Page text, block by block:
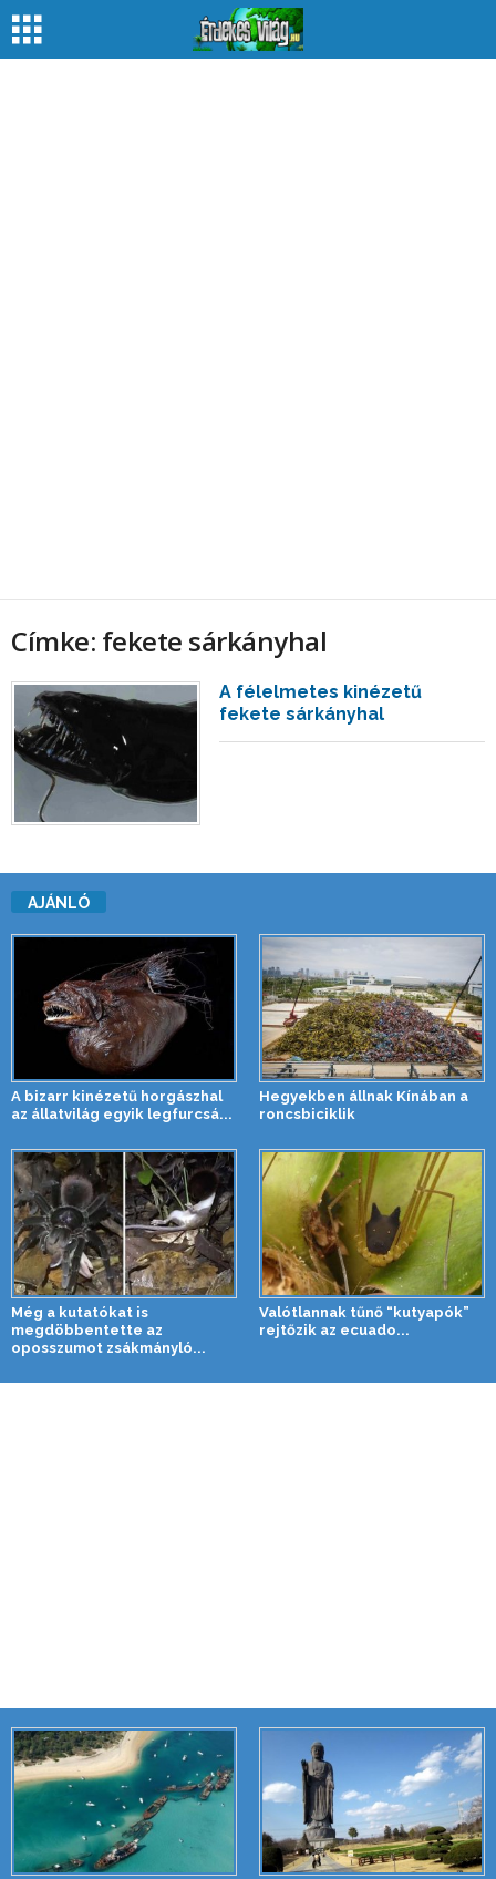
Címke: fekete sárkányhal
A félelmetes kinézetű
fekete sárkányhal
AJÁNLÓ
A bizarr kinézetű horgászhal
az állatvilág egyik legfurcsá...
Hegyekben állnak Kínában a
roncsbiciklik
Még a kutatókat is
megdöbbentette az
oposszumot zsákmányló...
Valótlannak tűnő “kutyapók”
rejtőzik az ecuado...